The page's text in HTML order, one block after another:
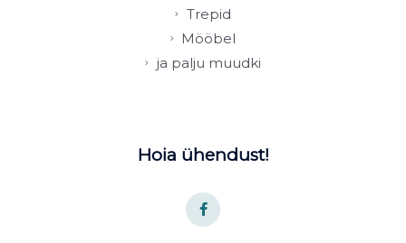
Trepid
Mööbel
ja palju muudki
Hoia ühendust!
F
a
c
e